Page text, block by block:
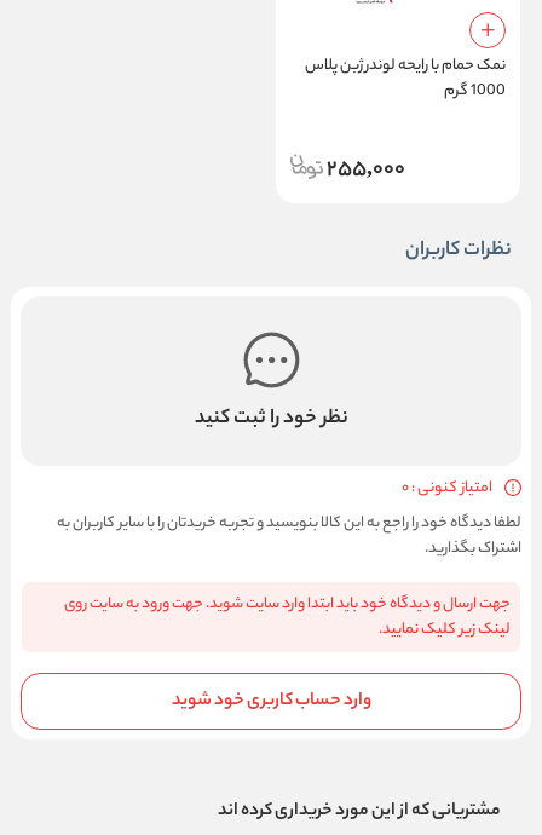
نمک حمام با رایحه لوندر ژبن پلاس
1000 گرم
255,000
نظرات کاربران
نظر خود را ثبت کنید
امتیاز کنونی : 0
لطفا دیدگاه خود را راجع به این کالا بنویسید و تجربه خریدتان را با سایر کاربران به
اشتراک بگذارید.
جهت ارسال و دیدگاه خود باید ابتدا وارد سایت شوید. جهت ورود به سایت روی
لینک زیر کلیک نمایید.
وارد حساب کاربری خود شوید
مشتریانی که از این مورد خریداری کرده اند